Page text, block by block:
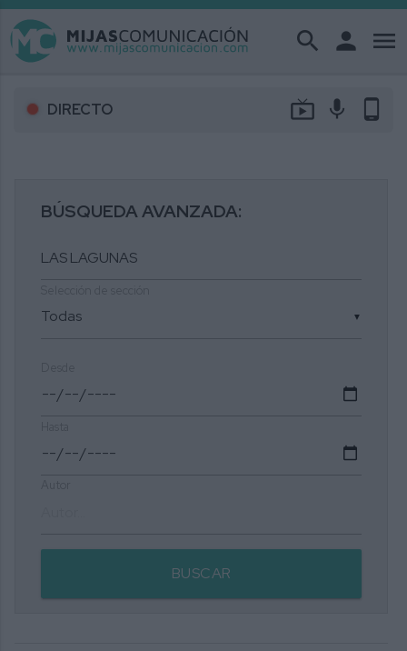
search person menu
DIRECTO live_tv mic phone_android
BÚSQUEDA AVANZADA:
▼
BUSCAR